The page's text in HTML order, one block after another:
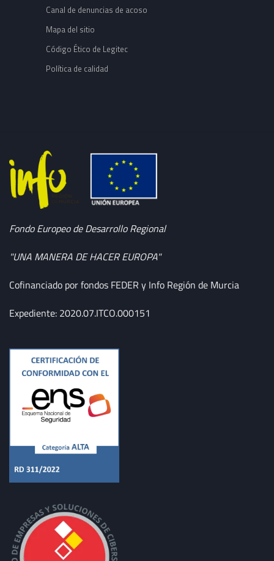
Canal de denuncias de acoso
Mapa del sitio
Código Ético de Legitec
Política de calidad
Fondo Europeo de Desarrollo Regional
"UNA MANERA DE HACER EUROPA"
Cofinanciado por fondos FEDER y Info Región de Murcia
Expediente: 2020.07.ITCO.000151